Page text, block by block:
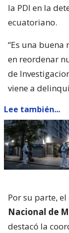
la PDI en la
ecuatoriano.
“Es una
en reordenar
de
viene a
Lee también...
Por su parte, el
Nacional de
destacó la